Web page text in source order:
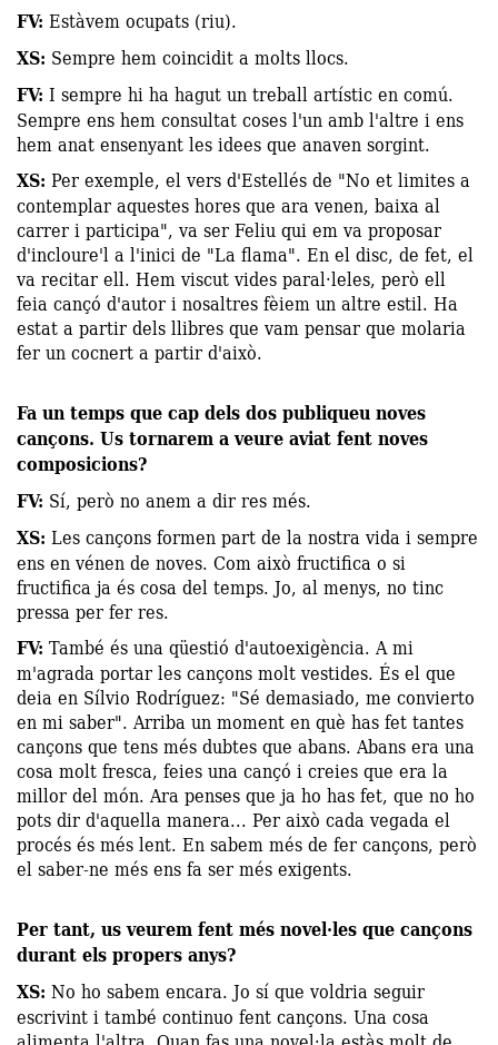
FV: Estàvem ocupats (riu).
XS: Sempre hem coincidit a molts llocs.
FV: I sempre hi ha hagut un treball artístic en comú.
Sempre ens hem consultat coses l'un amb l'altre i ens
hem anat ensenyant les idees que anaven sorgint.
XS: Per exemple, el vers d'Estellés de "No et limites a
contemplar aquestes hores que ara venen, baixa al
carrer i participa", va ser Feliu qui em va proposar
d'incloure'l a l'inici de "La flama". En el disc, de fet, el
va recitar ell. Hem viscut vides paral·leles, però ell
feia cançó d'autor i nosaltres fèiem un altre estil. Ha
estat a partir dels llibres que vam pensar que molaria
fer un cocnert a partir d'això.
Fa un temps que cap dels dos publiqueu noves
cançons. Us tornarem a veure aviat fent noves
composicions?
FV: Sí, però no anem a dir res més.
XS: Les cançons formen part de la nostra vida i sempre
ens en vénen de noves. Com això fructifica o si
fructifica ja és cosa del temps. Jo, al menys, no tinc
pressa per fer res.
FV: També és una qüestió d'autoexigència. A mi
m'agrada portar les cançons molt vestides. És el que
deia en Sílvio Rodríguez: "Sé demasiado, me convierto
en mi saber". Arriba un moment en què has fet tantes
cançons que tens més dubtes que abans. Abans era una
cosa molt fresca, feies una cançó i creies que era la
millor del món. Ara penses que ja ho has fet, que no ho
pots dir d'aquella manera... Per això cada vegada el
procés és més lent. En sabem més de fer cançons, però
el saber-ne més ens fa ser més exigents.
Per tant, us veurem fent més novel·les que cançons
durant els propers anys?
XS: No ho sabem encara. Jo sí que voldria seguir
escrivint i també continuo fent cançons. Una cosa